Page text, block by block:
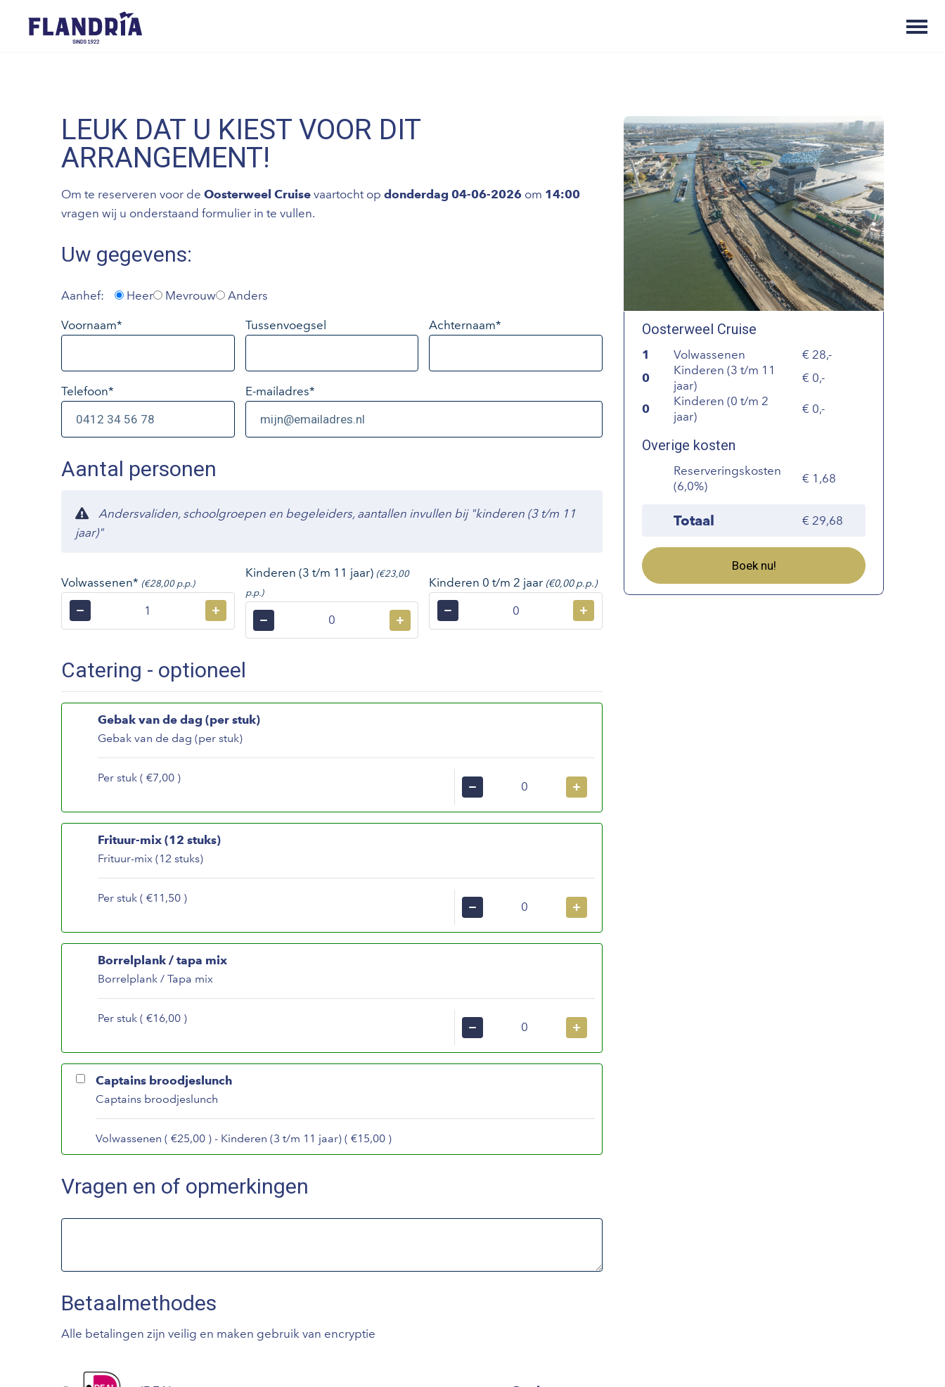
LEUK DAT U KIEST VOOR DIT
ARRANGEMENT!
Om te reserveren voor de Oosterweel Cruise vaartocht op donderdag 04-06-2026 om 14:00
vragen wij u onderstaand formulier in te vullen.
Uw gegevens:
Aanhef: Heer Mevrouw Anders
Voornaam* Tussenvoegsel Achternaam*
Telefoon* E-mailadres*
Aantal personen
Andersvaliden, schoolgroepen en begeleiders, aantallen invullen bij "kinderen (3 t/m 11
jaar)"
Volwassenen* (€28,00 p.p.)
− +
Kinderen (3 t/m 11 jaar) (€23,00
p.p.)
− +
Kinderen 0 t/m 2 jaar (€0,00 p.p.)
− +
Catering - optioneel
Gebak van de dag (per stuk)
Gebak van de dag (per stuk)
Per stuk ( €7,00 )
− +
Frituur-mix (12 stuks)
Frituur-mix (12 stuks)
Per stuk ( €11,50 )
− +
Borrelplank / tapa mix
Borrelplank / Tapa mix
Per stuk ( €16,00 )
− +
Captains broodjeslunch
Captains broodjeslunch
Volwassenen ( €25,00 ) - Kinderen (3 t/m 11 jaar) ( €15,00 )
Vragen en of opmerkingen
Oosterweel Cruise
1 Volwassenen
28,-
0
Kinderen (3 t/m 11
jaar)
0,-
0
Kinderen (0 t/m 2
jaar)
0,-
Overige kosten
Reserveringskosten
(6,0%)
1,68
Totaal 29,68
Boek nu!
Betaalmethodes
Alle betalingen zijn veilig en maken gebruik van encryptie